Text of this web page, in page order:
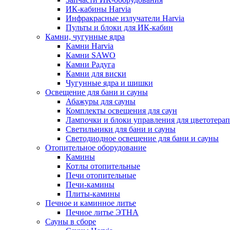
ИК-кабины Harvia
Инфракрасные излучатели Harvia
Пульты и блоки для ИК-кабин
Камни, чугунные ядра
Камни Harvia
Камни SAWO
Камни Радуга
Камни для виски
Чугунные ядра и шишки
Освещение для бани и сауны
Абажуры для сауны
Комплекты освещения для саун
Лампочки и блоки управления для
Светильники для бани и сауны
Светодиодное освещение для бани и сауны
Отопительное оборудование
Камины
Котлы отопительные
Печи отопительные
Печи-камины
Плиты-камины
Печное и каминное литье
Печное литье ЭТНА
Сауны в сборе